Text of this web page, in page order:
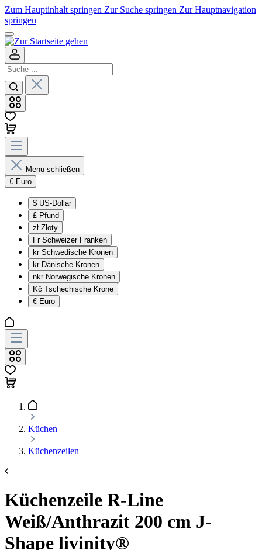
Zum Hauptinhalt springen Zur Suche springen Zur Hauptnavigation
springen
Menü schließen
€ Euro
$ US-Dollar
£ Pfund
zł Złoty
Fr Schweizer Franken
kr Schwedische Kronen
kr Dänische Kronen
nkr Norwegische Kronen
Kč Tschechische Krone
€ Euro
Küchen
Küchenzeilen
Küchenzeile R-Line
Weiß/Anthrazit 200 cm J-
Shape livinity®